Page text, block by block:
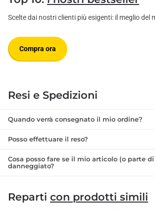
Scelte dai nostri clienti più esigenti: il meglio del
Compra ora
Resi e Spedizioni
Quando verrà consegnato il mio ordine?
Posso effettuare il reso?
Cosa posso fare se il mio articolo (o parte di
danneggiato?
Reparti con prodotti simili